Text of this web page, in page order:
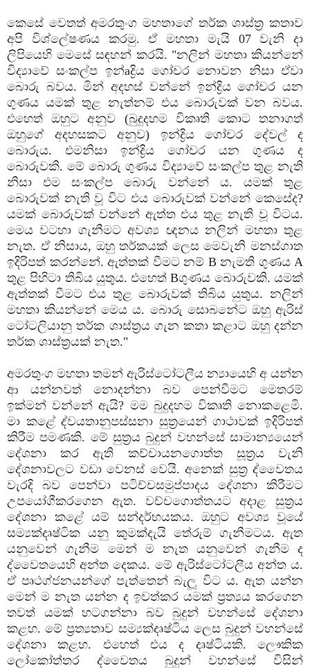
කෙසේ වෙතත් අමරතුංග මහතාගේ තර්ක ශාස්‌ත්‍ර කතාව
අපි විශ්ලේෂණය කරමු. ඒ මහතා මැයි 07 වැනි දා
ලිපියෙහි මෙසේ සඳහන් කරයි. "නලින් මහතා කියන්නේ
විද්‍යාවේ සංකල්ප ඉන්aද්‍රිය ගෝචර නොවන නිසා ඒවා
බොරු බවය. මින් අදහස්‌ වන්නේ ඉන්ද්‍රිය ගෝචර යන
ගුණය යමක්‌ තුළ නැත්නම් එය බොරුවක්‌ වන බවය.
එහෙත් ඔහුට අනුව (බුදුදහම විකෘති කොට තනාගත්
ඔහුගේ අදහසකට අනුව) ඉන්ද්‍රිය ගෝචර දේවල් ද
බොරුය. එමනිසා ඉන්ද්‍රිය ගෝචර යන ගුණය ද
බොරුවකි. මේ බොරු ගුණය විද්‍යාවේ සංකල්ප තුළ නැති
නිසා එම සංකල්ප බොරු වන්නේ ය. යමක්‌ තුළ
බොරුවක්‌ නැති වූ විට එය බොරුවක්‌ වන්නේ කෙසේද?
යමක්‌ බොරුවක්‌ වන්නේ ඇත්ත එය තුළ නැති වූ විටය.
මෙය වටහා ගැනීමට අවශ්‍ය ඥනය නලින් මහතා තුළ
නැත. ඒ නිසාය, ඔහු තර්කයක්‌ ලෙස මෙවැනි මනස්‌ගාත
ඉදිරිපත් කරන්නේ. ඇත්තක්‌ වීමට නම් B නැමති ගුණය A
තුළ පිහිටා තිබිය යුතුය. එහෙත් Bගුණය බොරුවකි. යමක්‌
ඇත්තක්‌ වීමට එය තුළ බොරුවක්‌ තිබිය යුතුය. නලින්
මහතා කියන්නේ මෙය ය. බොරු සොබනේට ඔහු ඇරිස්‌
ටෝටලියානු තර්ක ශාස්‌ත්‍රය ගැන කතා කළාට ඔහු දන්න
තර්ක ශාස්‌ත්‍රයක්‌ නැත."
අමරතුංග මහතා තමන් ඇරිස්‌ටෝටලීය න්‍යායෙහි අ යන්න
ආ යන්නවත් නොදන්නා බව පෙන්වීමට මෙතරම්
ඉක්‌මන් වන්නේ ඇයි? මම බුදුදහම විකෘති නොකළෙමි.
මා කළේ ද්වයතානුපස්‌සනා සුත්‍රයෙන් ගාථාවක්‌ ඉදිරිපත්
කිරීම පමණකි. මේ සුත්‍රය බුදුන් වහන්සේ සාමාන්‍යයෙන්
දේශනා කර ඇති කච්චායනගොත්ත සූත්‍රය වැනි
දේශනාවලට වඩා වෙනස්‌ වෙයි. අනෙක්‌ සුත්‍ර ද්වෛතය
වැරදි බව පෙන්වා පටිච්චසමුප්පාදය දේශනා කිරීමට
උපයෝගීකරගෙන ඇත. වච්චගොත්තයට අදාළ සුත්‍රය
දේශනා කළේ යම් සන්දර්භයකය. ඔහුට අවශ්‍ය වූයේ
සම්‍යක්‌දෘෂ්ටික යනු කුමක්‌දැයි තේරුම් ගැනීමටය. ඇත
යනුවෙන් ගැනීම මෙන් ම නැත යනුවෙන් ගැනීම ද
ද්වෛතයෙහි අන්ත දෙකය. මේ ඇරිස්‌ටෝටලීය අන්ත ය.
ඒ පෘථග්ජනයන්ගේ පැත්තෙන් බැලූ විට ය. ඇත යන්න
මෙන් ම නැත යන්න ද ඉවත්කර යමක්‌ ප්‍රත්‍යය කරගෙන
තවත් යමක්‌ හටගන්නා බව බුදුන් වහන්සේ දේශනා
කළහ. මේ ප්‍රත්‍යතාව සම්‍යක්‌දෘෂ්ටිය ලෙස බුදුන් වහන්සේ
දේශනා කළහ. එහෙත් එය ද දෘෂ්ටියකි. ලෞකික
ලෝකෝත්තර ද්වෛතය බුදුන් වහන්සේ විසින්